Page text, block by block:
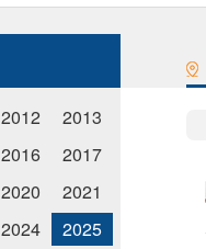
2012
2013
2016
2017
2020
2021
2024
2025